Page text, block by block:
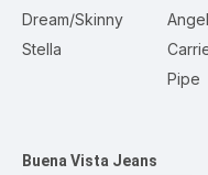
Dream/Skinny
Stella
Pipe
Buena Vista Jeans